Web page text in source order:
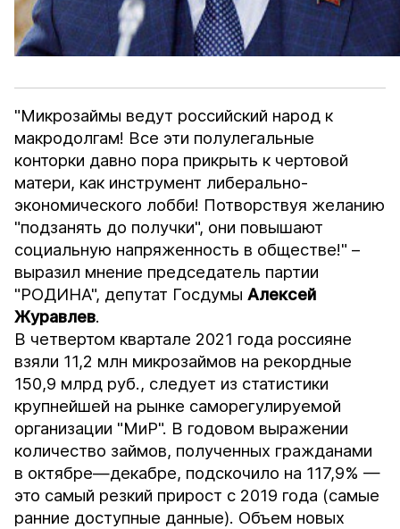
"Микрозаймы ведут российский народ к
макродолгам! Все эти полулегальные
конторки давно пора прикрыть к чертовой
матери, как инструмент либерально-
экономического лобби! Потворствуя желанию
"подзанять до получки", они повышают
социальную напряженность в обществе!" –
выразил мнение председатель партии
"РОДИНА", депутат ГосдумыАлексей
Журавлев.
В четвертом квартале 2021 года россияне
взяли 11,2 млн микрозаймов на рекордные
150,9 млрд руб., следует из статистики
крупнейшей на рынке саморегулируемой
организации "МиР". В годовом выражении
количество займов, полученных гражданами
в октябре—декабре, подскочило на 117,9% —
это самый резкий прирост с 2019 года (самые
ранние доступные данные). Объем новых